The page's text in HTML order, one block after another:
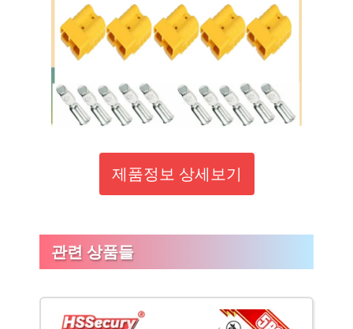
제품정보 상세보기
관련 상품들